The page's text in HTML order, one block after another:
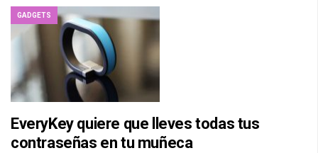
GADGETS
EveryKey quiere que lleves todas tus
contraseñas en tu muñeca